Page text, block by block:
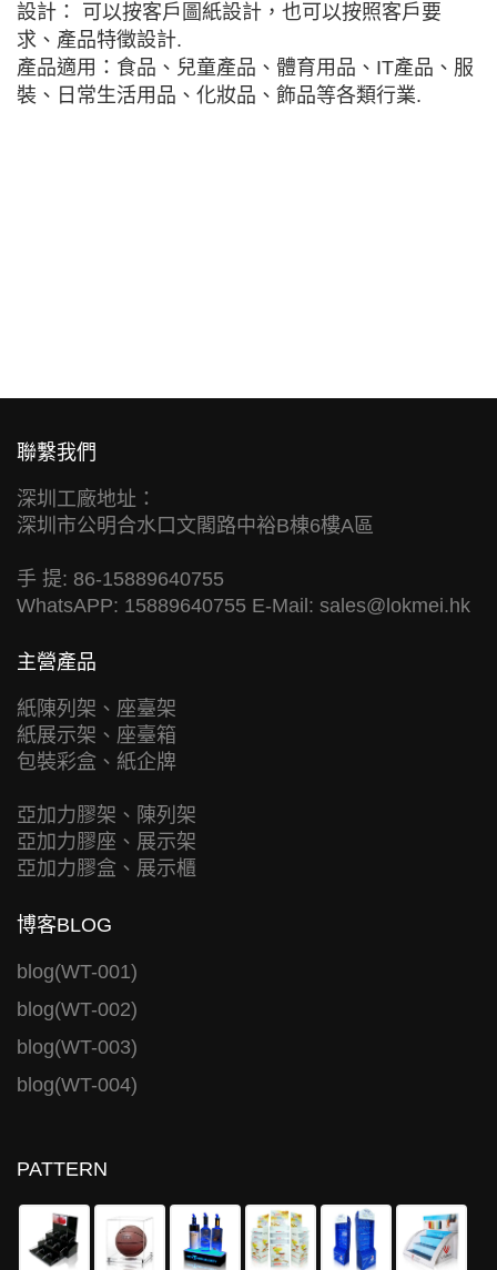
設計： 可以按客戶圖紙設計，也可以按照客戶要
求、產品特徵設計.
產品適用：食品、兒童產品、體育用品、IT產品、服
裝、日常生活用品、化妝品、飾品等各類行業.
聯繫我們
深圳工廠地址：
深圳市公明合水口文閣路中裕B棟6樓A區
手 提: 86-15889640755
WhatsAPP: 15889640755 E-Mail: sales@lokmei.hk
主營產品
紙陳列架、座臺架
紙展示架、座臺箱
包裝彩盒、紙企牌
亞加力膠架、陳列架
亞加力膠座、展示架
亞加力膠盒、展示櫃
博客BLOG
blog(WT-001)
blog(WT-002)
blog(WT-003)
blog(WT-004)
PATTERN